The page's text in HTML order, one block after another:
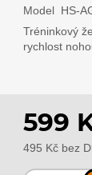
Model HS-
Tréninkový
rychlost
599
495 Kč bez